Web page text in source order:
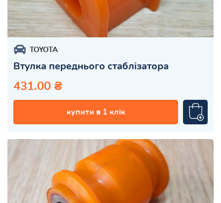
TOYOTA
Втулка переднього стаблізатора
431.00 ₴
купити в 1 клік